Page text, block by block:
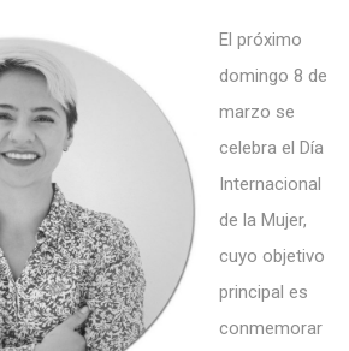
El próximo
domingo 8 de
marzo se
celebra el Día
Internacional
de la Mujer,
cuyo objetivo
principal es
conmemorar